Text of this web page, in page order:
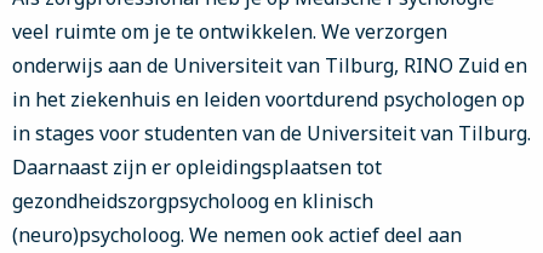
veel ruimte om je te ontwikkelen. We verzorgen
onderwijs aan de Universiteit van Tilburg, RINO Zuid en
in het ziekenhuis en leiden voortdurend psychologen op
in stages voor studenten van de Universiteit van Tilburg.
Daarnaast zijn er opleidingsplaatsen tot
gezondheidszorgpsycholoog en klinisch
(neuro)psycholoog. We nemen ook actief deel aan